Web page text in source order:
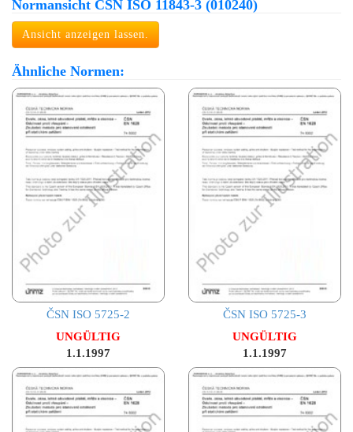
Normansicht ČSN ISO 11843-3 (010240)
Ansicht anzeigen lassen.
Ähnliche Normen:
ČSN ISO 5725-2
UNGÜLTIG
1.1.1997
ČSN ISO 5725-3
UNGÜLTIG
1.1.1997